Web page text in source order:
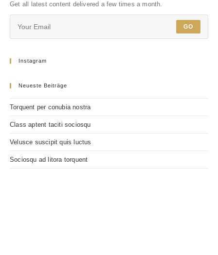
Get all latest content delivered a few times a month.
GO
Instagram
Neueste Beiträge
Torquent per conubia nostra
Class aptent taciti sociosqu
Velusce suscipit quis luctus
Sociosqu ad litora torquent